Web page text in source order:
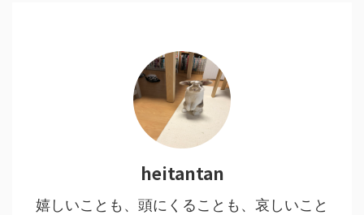
heitantan
嬉しいことも、頭にくることも、哀しいこと